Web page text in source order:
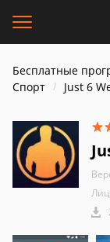
Бесплатные
Спорт
Just 6